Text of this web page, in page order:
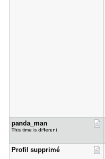
panda_man
This time is different
Profil sup​primé